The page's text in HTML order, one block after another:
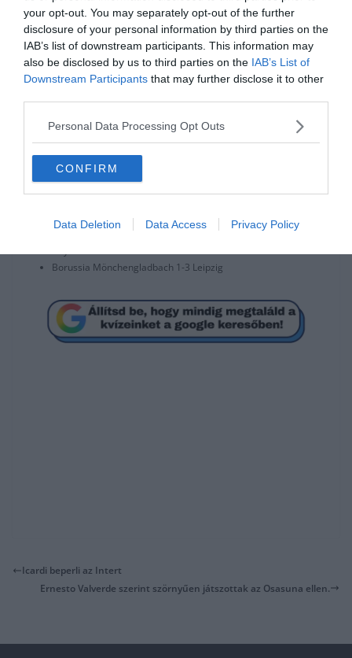
your opt-out. You may separately opt-out of the further
disclosure of your personal information by third parties on the
IAB’s list of downstream participants. This information may
also be disclosed by us to third parties on the IAB’s List of
Downstream Participants that may further disclose it to other
Personal Data Processing Opt Outs
CONFIRM
Data Deletion Data Access Privacy Policy
Nyilatkozta a klub hivatalos weboldalának Niko Kovac. A Bayern
ezzel a győzelemmel a tabella 2. Helyét foglalja el, 7 ponttal, 2
A forduló további eredményei:
Bundesliga, 3. Forduló:
Union Berlin 3-1 Dortmund
Freiburg 1-2 Köln
Wolfsburg 1-1 Paderborn
Borussia Mönchengladbach 1-3 Leipzig
Icardi beperli az Intert
Ernesto Valverde szerint szörnyűen játszottak az Osasuna ellen.